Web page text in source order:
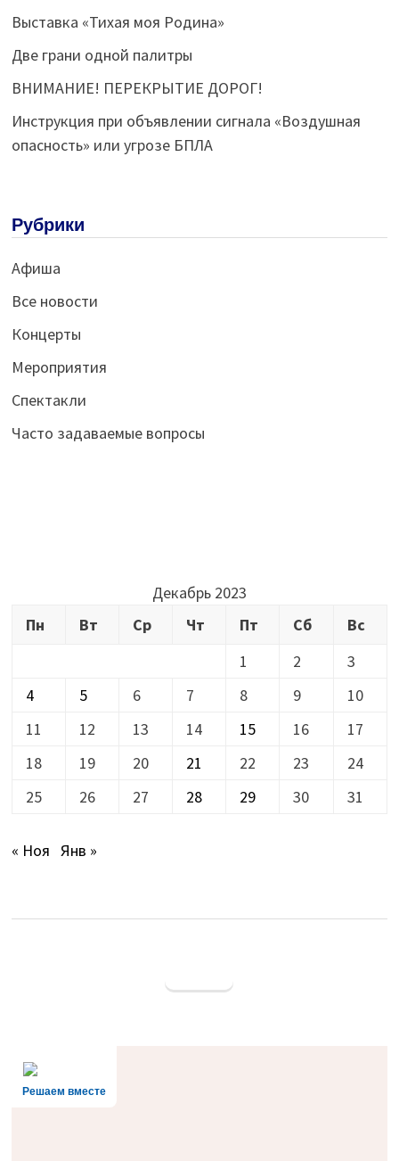
Выставка «Тихая моя Родина»
Две грани одной палитры
ВНИМАНИЕ! ПЕРЕКРЫТИЕ ДОРОГ!
Инструкция при объявлении сигнала «Воздушная
опасность» или угрозе БПЛА
Рубрики
Афиша
Все новости
Концерты
Мероприятия
Спектакли
Часто задаваемые вопросы
Декабрь 2023
Пн
Вт Ср Чт Пт Сб
Вс
1
2
3
4
5 6 7 8 9
10
11
12 13 14 15 16
17
18
19 20 21 22 23
24
25
26 27 28 29 30 31
« Ноя Янв »
Решаем вместе